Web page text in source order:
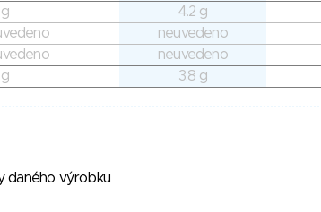
4.2 g
neuvedeno
neuvedeno
3.8 g
daného výrobku